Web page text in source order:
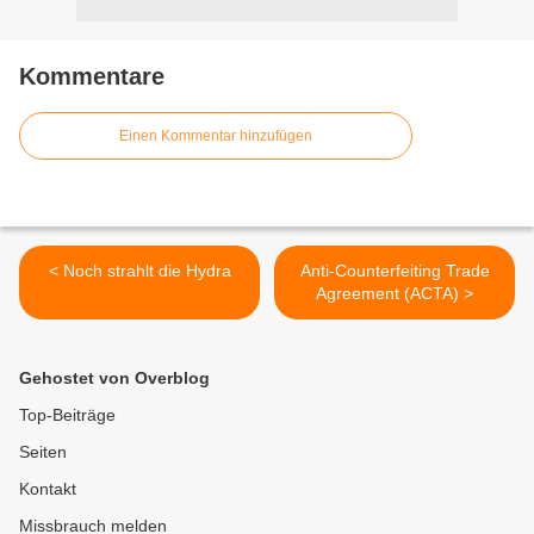
Kommentare
Einen Kommentar hinzufügen
< Noch strahlt die Hydra
Anti-Counterfeiting Trade
Agreement (ACTA) >
Gehostet von Overblog
Top-Beiträge
Seiten
Kontakt
Missbrauch melden